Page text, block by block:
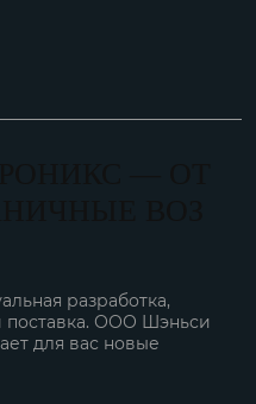
разработка,
поставка. ООО Шэньси
для вас новые